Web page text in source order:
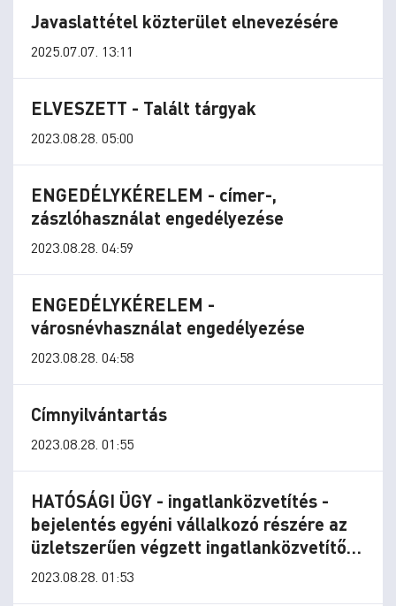
Javaslattétel közterület elnevezésére
2025.07.07. 13:11
ELVESZETT - Talált tárgyak
2023.08.28. 05:00
ENGEDÉLYKÉRELEM - címer-,
zászlóhasználat engedélyezése
2023.08.28. 04:59
ENGEDÉLYKÉRELEM -
városnévhasználat engedélyezése
2023.08.28. 04:58
Címnyilvántartás
2023.08.28. 01:55
HATÓSÁGI ÜGY - ingatlanközvetítés -
bejelentés egyéni vállalkozó részére az
üzletszerűen végzett ingatlanközvetítő,
valamint az üzletszerű ingatlanvagyon-
2023.08.28. 01:53